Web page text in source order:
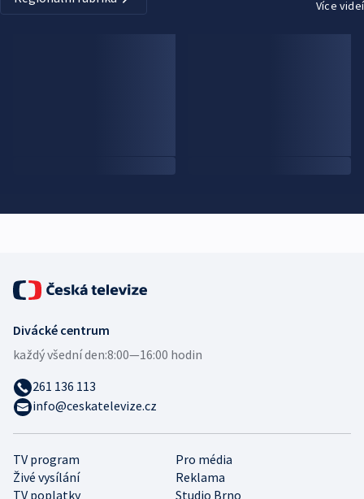
Více videí
TV program
Pro média
Živé vysílání
Reklama
TV poplatky
Studio Brno
Divácké centrum
každý všední den:8:00—16:00 hodin
261 136 113
info@ceskatelevize.cz